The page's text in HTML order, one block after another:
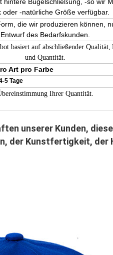
hintere Bügelschließung, -so wir
oder -natürliche Größe verfügbar.
die wir produzieren können,
Entwurf des Bedarfskunden.
basiert auf abschließender Qualität,
und Quantität.
Art pro Farbe
5 Tage
Ihrer Quantität.
unserer Kunden,
der Kunstfertigkeit,